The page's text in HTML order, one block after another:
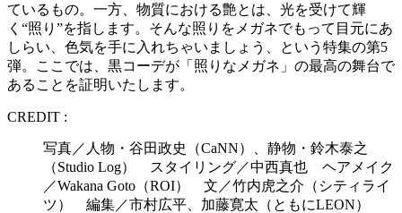
ているもの。一方、物質における艶とは、光を受けて輝
く“照り”を指します。そんな照りをメガネでもって目元にあ
しらい、色気を手に入れちゃいましょう、という特集の第5
弾。ここでは、黒コーデが「照りなメガネ」の最高の舞台で
あることを証明いたします。
CREDIT :
写真／人物・谷田政史（CaNN）、静物・鈴木泰之
（Studio Log） スタイリング／中西真也 ヘアメイク
／Wakana Goto（ROI） 文／竹内虎之介（シティライ
ツ） 編集／市村広平、加藤寛太（ともにLEON）